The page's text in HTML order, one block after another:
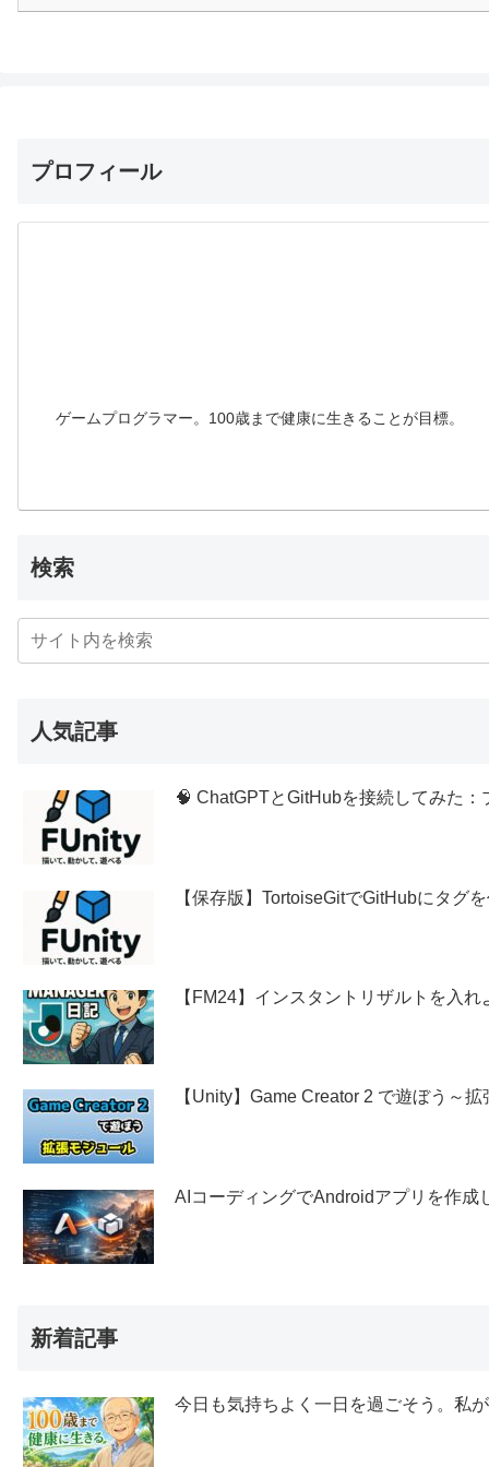
プロフィール
ゲームプログラマー。100歳まで健康に生きることが目標。
検索
人気記事
🧠 ChatGPTとGitHubを接続してみた
【保存版】TortoiseGitでGitHubにタグ
【FM24】インスタントリザルトを入れ
【Unity】Game Creator 2 で遊ぼう～
AIコーディングでAndroidアプリを作成
新着記事
今日も気持ちよく一日を過ごそう。私